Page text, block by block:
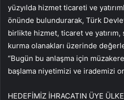
yüzyılda hizmet ticareti ve
önünde bulundurarak, Türk
birlikte hizmet, ticaret ve
kurma olanakları üzerinde
“Bugün bu anlaşma için
başlama niyetimizi ve irademizi
HEDEFİMİZ İHRACATIN ÜYE